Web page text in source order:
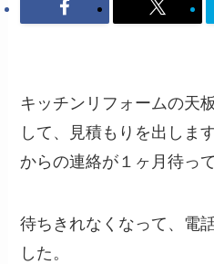
キッチンリフォームの天
して、見積もりを出しま
からの連絡が１ヶ月待っ
待ちきれなくなって、電
した。